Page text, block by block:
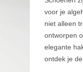
voor je
niet alleen
ontworpen
elegante
ontdek je